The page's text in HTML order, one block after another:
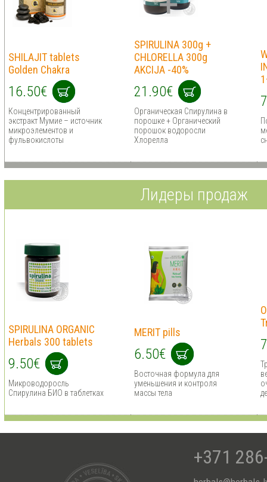
SHILAJIT tablets
Golden Chakra
16.50€
Концентрированный
экстракт Мумие – источник
микроэлементов и
фульвокислоты
SPIRULINA 300g +
CHLORELLA 300g
AKCIJA -40%
21.90€
Органическая Спирулина в
порошке + Органический
порошок водоросли
Хлорелла
Лидеры продаж
SPIRULINA ORGANIC
Herbals 300 tablets
9.50€
Микроводоросль
Спирулина БИО в таблетках
MERIT pills
6.50€
Восточная формула для
уменьшения и контроля
массы тела
+371